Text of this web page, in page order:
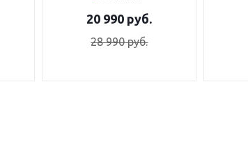
20 990 руб.
28 990руб.